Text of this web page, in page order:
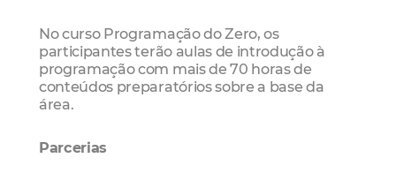
No curso Programação do Zero, os
participantes terão aulas de introdução à
programação com mais de 70 horas de
conteúdos preparatórios sobre a base da
área.
Parcerias